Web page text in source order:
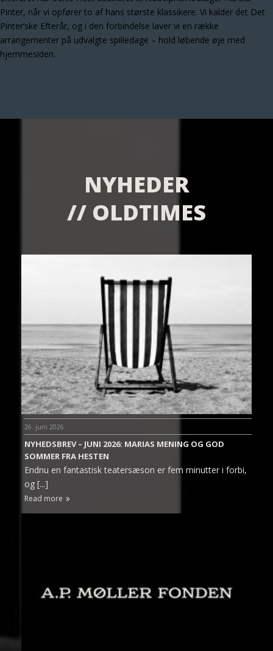
Pinter, når vi opfører to af hans største klassikere. Vi kalder det Det
Pinter’ske Efterår, og i den forbindelse laver vi en række
arrangementer på udvalgte spilledage – hold løbende øje med
hjemmesiden.
NYHEDER
// OLDTIMES
26. juni 2026
NYHEDSBREV – JUNI 2026: MARIAS MENING OG GOD
SOMMER FRA HESTEN
Endnu en fantastisk teatersæson er fem minutter i forbi,
og [...]
Read more